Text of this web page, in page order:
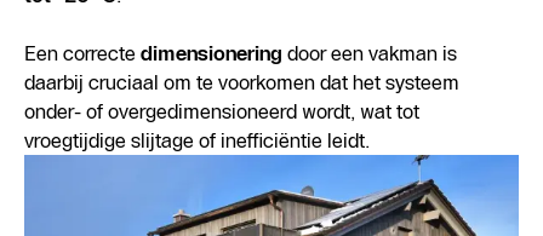
Een correcte dimensionering door een vakman is
daarbij cruciaal om te voorkomen dat het systeem
onder- of overgedimensioneerd wordt, wat tot
vroegtijdige slijtage of inefficiëntie leidt.